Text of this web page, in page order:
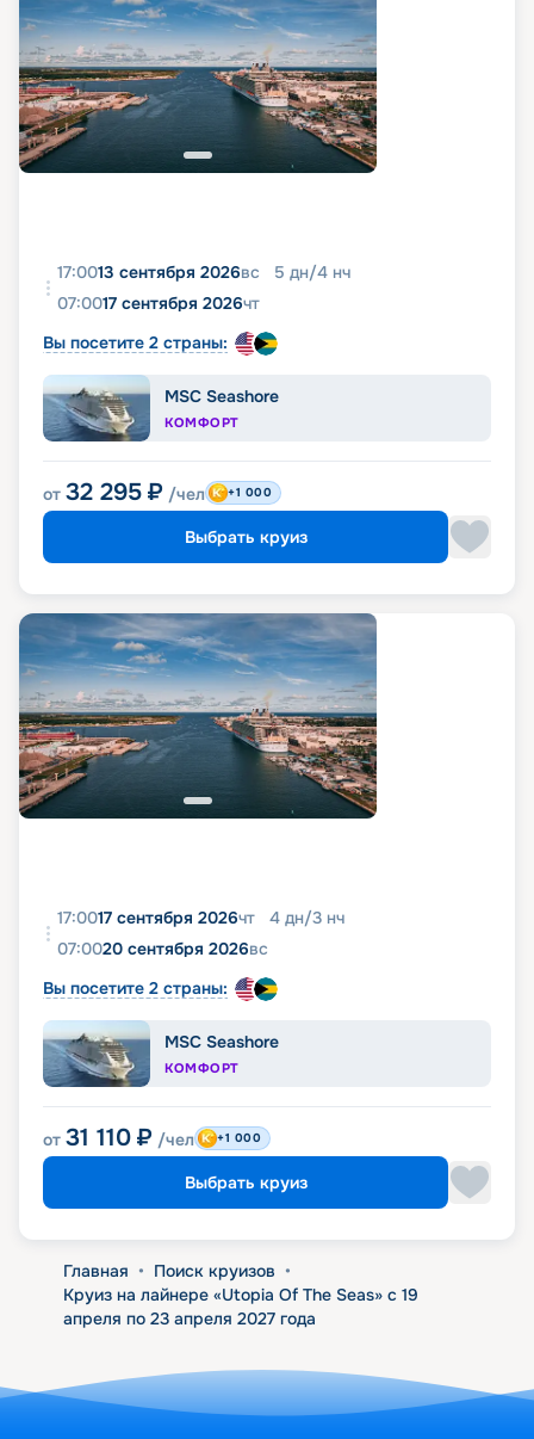
17:0013 сентября 2026вс 5 дн/4 нч
07:0017 сентября 2026чт
Вы посетите 2 страны:
MSC Seashore
КОМФОРТ
от 32 295 ₽ /чел +1 000
Выбрать круиз
17:0017 сентября 2026чт 4 дн/3 нч
07:0020 сентября 2026вс
Вы посетите 2 страны:
MSC Seashore
КОМФОРТ
от 31 110 ₽ /чел +1 000
Выбрать круиз
Главная • Поиск круизов •
Круиз на лайнере «Utopia Of The Seas» с 19
апреля по 23 апреля 2027 года